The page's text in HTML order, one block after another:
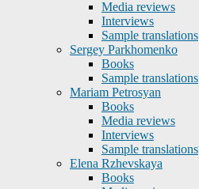
Media reviews
Interviews
Sample translations
Sergey Parkhomenko
Books
Sample translations
Mariam Petrosyan
Books
Media reviews
Interviews
Sample translations
Elena Rzhevskaya
Books